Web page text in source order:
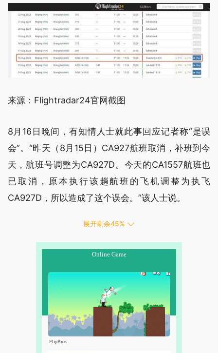
来源：Flightradar24官网截图
8月16日晚间，有知情人士就此事回应记者称“是误
会”。“昨天（8月15日）CA927航班取消，补班到今
天，航班号调整为CA927D。今天的CA1557航班也
已取消，原本执行该趟航班的飞机调整为执飞
CA927D，所以造成了这个误会。”该人士说。
展开剩余45%